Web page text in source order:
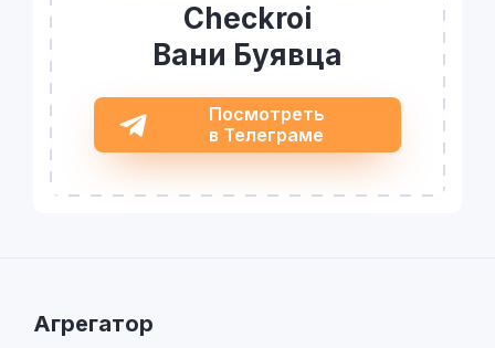
Checkroi
Вани Буявца
Посмотреть
в Телеграме
Агрегатор